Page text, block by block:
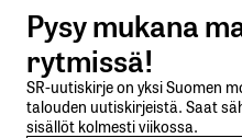
Lähetä kommentti
Pysy mukana
rytmissä!
SR-uutiskirje on yksi Suomen
talouden uutiskirjeistä. Saat
sisällöt kolmesti viikossa.